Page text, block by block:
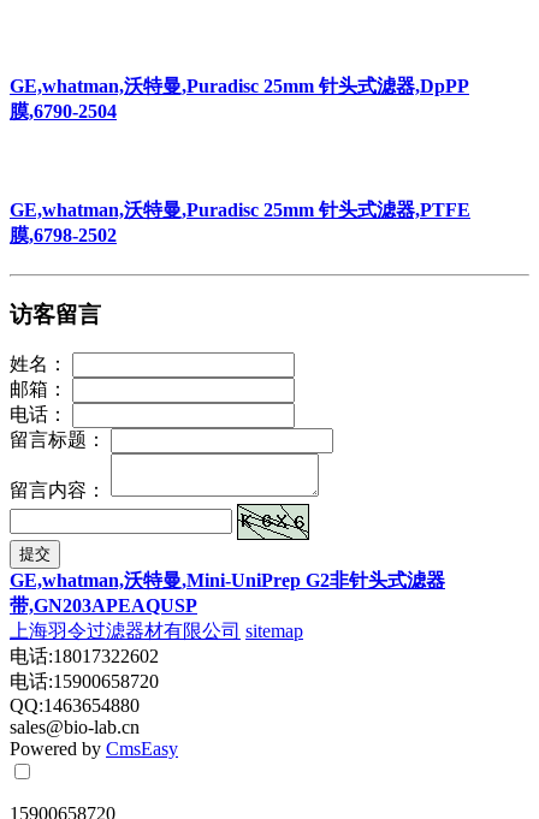
GE,whatman,沃特曼,Puradisc 25mm 针头式滤器,DpPP
膜,6790-2504
GE,whatman,沃特曼,Puradisc 25mm 针头式滤器,PTFE
膜,6798-2502
访客留言
姓名：
邮箱：
电话：
留言标题：
留言内容：
提交
GE,whatman,沃特曼,Mini-UniPrep G2非针头式滤器
带,GN203APEAQUSP
上海羽令过滤器材有限公司 sitemap
电话:18017322602
电话:15900658720
QQ:1463654880
sales@bio-lab.cn
Powered by CmsEasy
15900658720